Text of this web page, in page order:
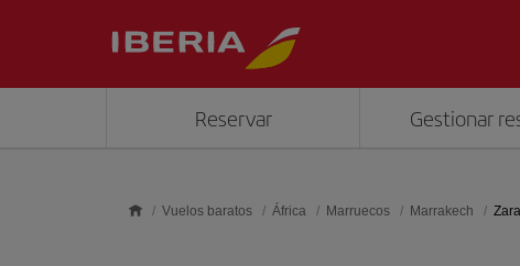
Reservar Gestionar
Vuelos baratos África Marruecos Marrakech